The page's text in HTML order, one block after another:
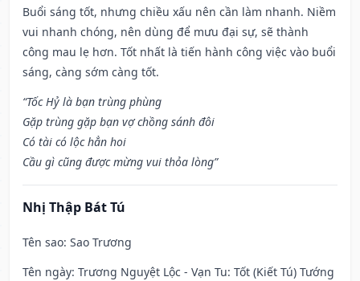
Buổi sáng tốt, nhưng chiều xấu nên cần làm nhanh. Niềm
vui nhanh chóng, nên dùng để mưu đại sự, sẽ thành
công mau lẹ hơn. Tốt nhất là tiến hành công việc vào buổi
sáng, càng sớm càng tốt.
“Tốc Hỷ là bạn trùng phùng
Gặp trùng gặp bạn vợ chồng sánh đôi
Có tài có lộc hẳn hoi
Cầu gì cũng được mừng vui thỏa lòng”
Nhị Thập Bát Tú
Tên sao: Sao Trương
Tên ngày: Trương Nguyệt Lộc - Vạn Tu: Tốt (Kiết Tú) Tướng